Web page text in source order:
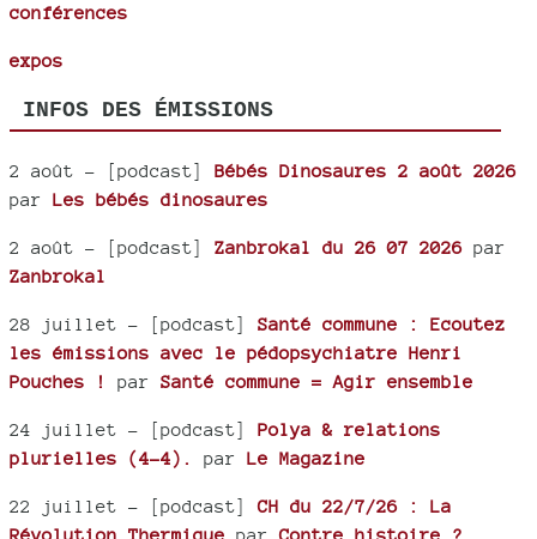
conférences
expos
INFOS DES ÉMISSIONS
2 août - [podcast] Bébés Dinosaures 2 août 2026
par Les bébés dinosaures
2 août - [podcast] Zanbrokal du 26 07 2026 par
Zanbrokal
28 juillet - [podcast] Santé commune : Ecoutez
les émissions avec le pédopsychiatre Henri
Pouches !
par Santé commune = Agir ensemble
24 juillet - [podcast] Polya & relations
plurielles (4-4).
par Le Magazine
22 juillet - [podcast]CH du 22/7/26 : La